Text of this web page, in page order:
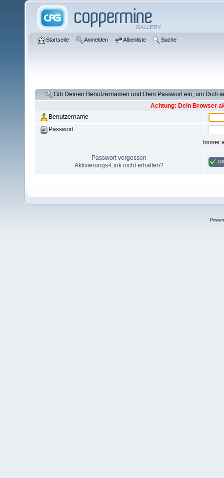
Startseite Anmelden Albenliste Suche
Gib Deinen Benutzernamen und Dein Passwort ein, um Dich
Achtung: Dein Browser
Benutzername
Passwort
Immer
Passwort vergessen
Aktivierungs-Link nicht erhalten?